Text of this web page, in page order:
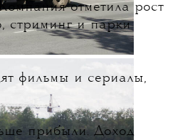
отметила рост
стриминг и парки
фильмы и сериалы,
прибыли. Доход